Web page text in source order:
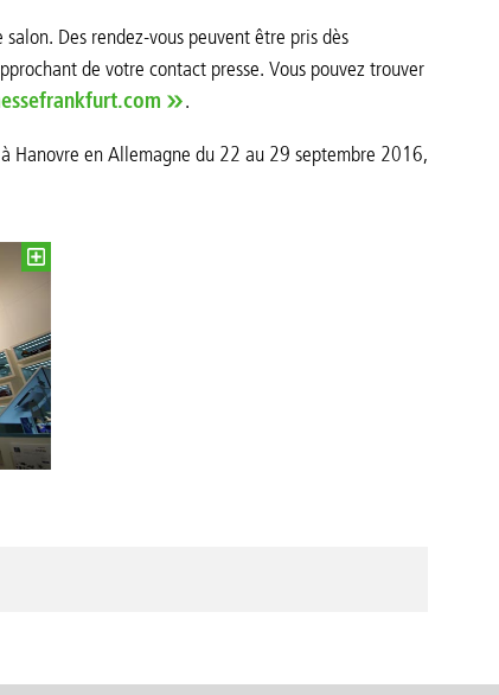
Des rendez-vous peuvent être pris dès
de votre contact presse. Vous pouvez trouver
.
Hanovre en Allemagne du 22 au 29 septembre 2016,